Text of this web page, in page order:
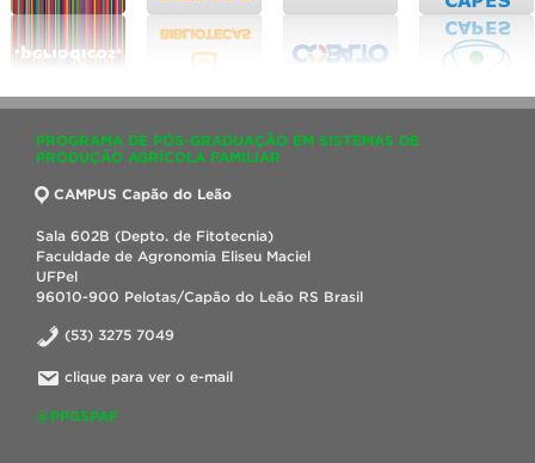
PROGRAMA DE PÓS-GRADUAÇÃO EM SISTEMAS DE
PRODUÇÃO AGRÍCOLA FAMILIAR
CAMPUS Capão do Leão
Sala 602B (Depto. de Fitotecnia)
Faculdade de Agronomia Eliseu Maciel
UFPel
96010-900 Pelotas/Capão do Leão RS Brasil
(53) 3275 7049
clique para ver o e-mail
@PPGSPAF